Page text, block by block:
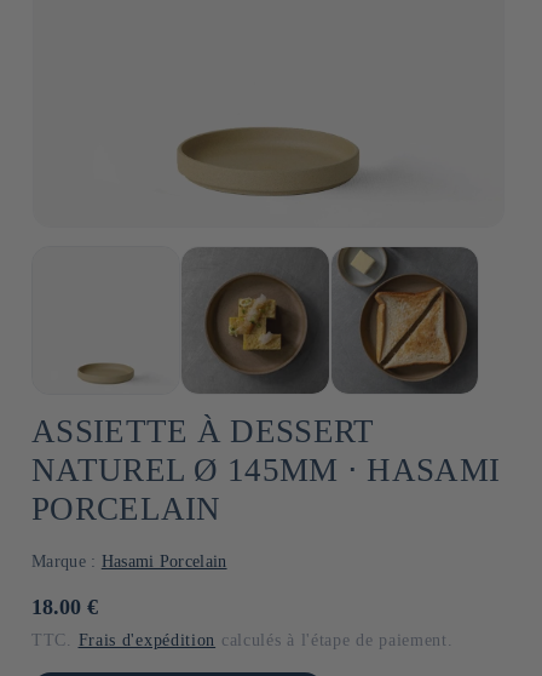
ASSIETTE À DESSERT
NATUREL Ø 145MM ⋅ HASAMI
PORCELAIN
Marque : Hasami Porcelain
Prix
18.00 €
TTC. Frais d'expédition calculés à l'étape de paiement.